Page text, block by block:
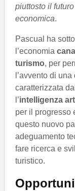
piuttosto il
economica.
Pascual ha
l’economia
turismo, per
l’avvento di una
caratterizzata
l’intelligenza
per il progresso
questo nuovo
adeguamento
fare ricerca e
turistico.